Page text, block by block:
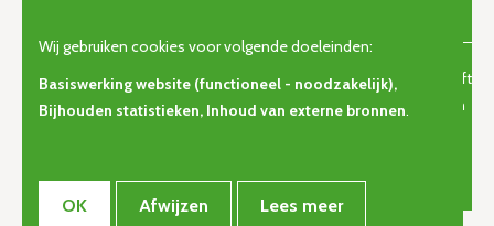
© Copyright 2026 | Orgelkunst | Vlaams cultureel-erfgoedtijdschrift
voor orgelcultuur van gisteren, vandaag en morgen. • Alle rechten
Wij gebruiken cookies voor volgende doeleinden:
Basiswerking website (functioneel - noodzakelijk),
Bijhouden statistieken, Inhoud van externe bronnen.
OK Afwijzen Lees meer